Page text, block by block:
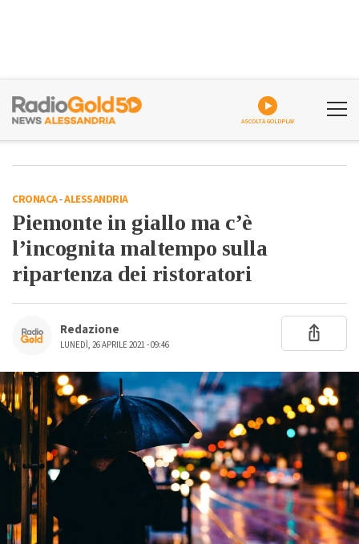
ASCOLTA GOLDPLAY
CRONACA-ALESSANDRIA
Piemonte in giallo ma c’è
l’incognita maltempo sulla
ripartenza dei ristoratori
Redazione
LUNEDÌ, 26 APRILE 2021 - 09:46